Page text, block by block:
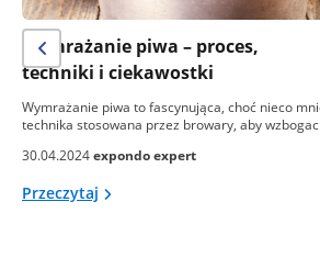
Wymrażanie piwa – proces,
techniki i ciekawostki
Wymrażanie piwa to fascynująca, choć nieco
technika stosowana przez browary, aby
30.04.2024expondo expert
Przeczytaj